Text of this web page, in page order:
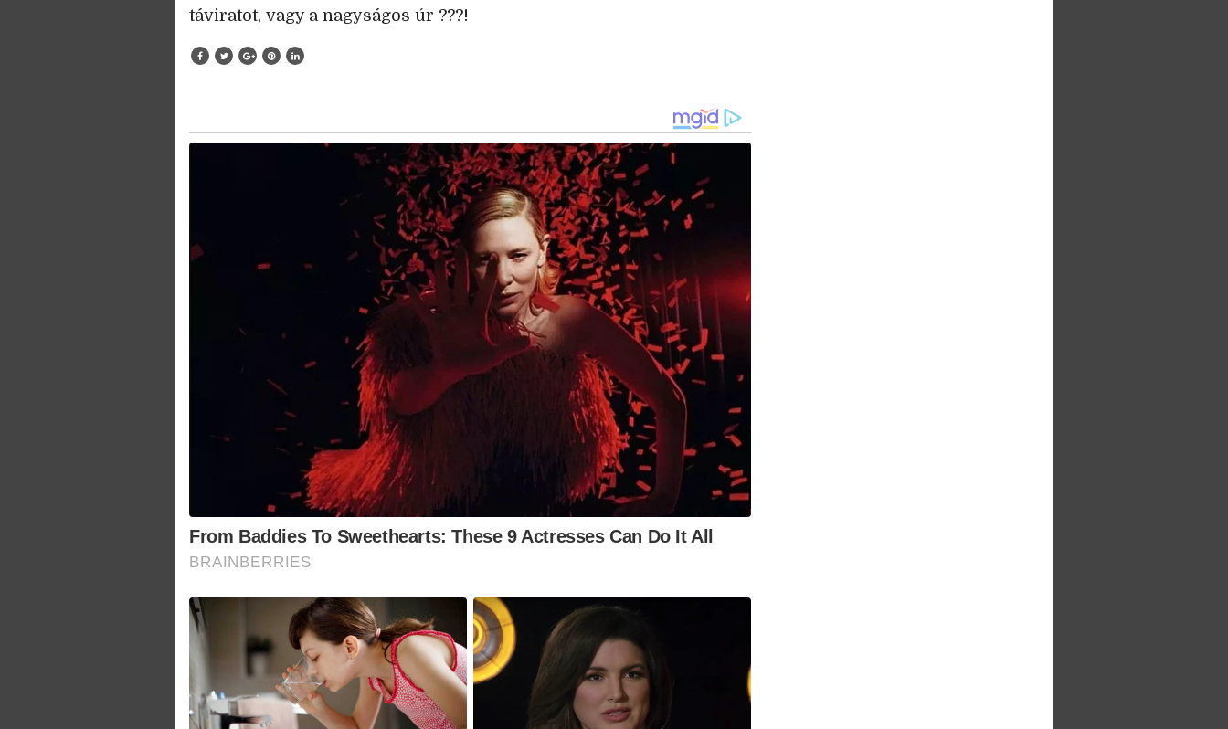
táviratot, vagy a nagyságos úr ???!
From Baddies To Sweethearts: These 9 Actresses Can Do It All
BRAINBERRIES